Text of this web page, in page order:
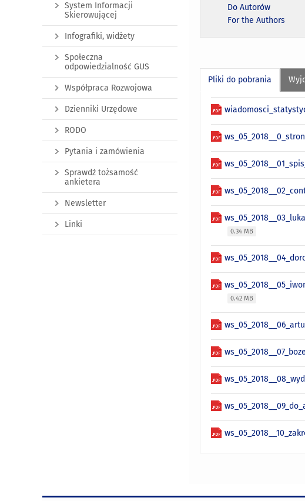
Do Autorów
For the Authors
Pliki do pobrania
0.34 MB
0.42 MB
System Informacji
Skierowującej
Infografiki, widżety
Społeczna
odpowiedzialność GUS
Współpraca Rozwojowa
Dzienniki Urzędowe
RODO
Pytania i zamówienia
Sprawdź tożsamość
ankietera
Newsletter
Linki